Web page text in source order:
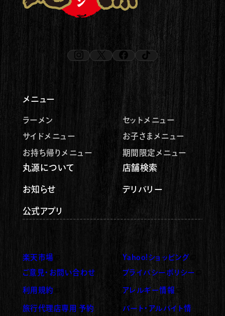
instagram
（新しいタブで開く）
x
（新しいタブで開く）
facebook
（新しいタブで開く）
tiktok
（新しいタブで開く）
メニュー
ラーメン セットメニュー
サイドメニュー お子さまメニュー
お持ち帰りメニュー 期間限定メニュー
丸源について 店舗検索
お知らせ デリバリー
公式アプリ
楽天市場
（新しいタブで開く）
Yahoo!ショッピング
（新しいタブで開く）
ご意見・お問い合わせ プライバシーポリシー
（新しいタブで開く）
利用規約 アレルギー情報
（新しいタブで開く）
旅行代理店専用 予約 パート・アルバイト情